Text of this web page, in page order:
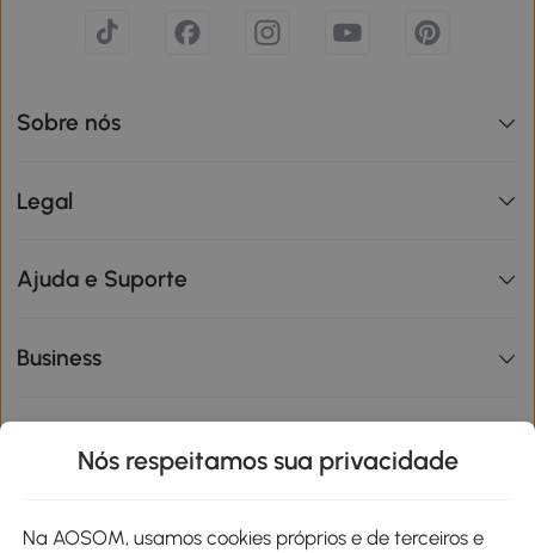
Sobre nós
Legal
Ajuda e Suporte
Business
Nós respeitamos sua privacidade
Na AOSOM, usamos cookies próprios e de terceiros e